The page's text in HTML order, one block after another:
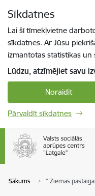
Sīkdatnes
Lai šī tīmekļvietne
sīkdatnes. Ar Jūsu
izmantotas statistikas un
Lūdzu, atzīmējiet savu
Noraidīt
Pārvaldīt sīkdatnes
Sākums “ Ziemas